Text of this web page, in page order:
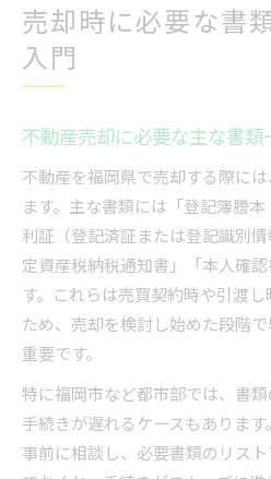
売却時に必要な書
入門
不動産売却に必要な主な書類
不動産を福岡県で売却する際に
ます。主な書類には「登記簿謄
利証（登記済証または登記識別
定資産税納税通知書」「本人確
す。これらは売買契約時や引渡
ため、売却を検討し始めた段階
重要です。
特に福岡市など都市部では、書
手続きが遅れるケースもありま
事前に相談し、必要書類のリス